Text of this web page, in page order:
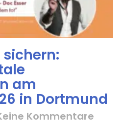
am
in Dortmund
Kommentare